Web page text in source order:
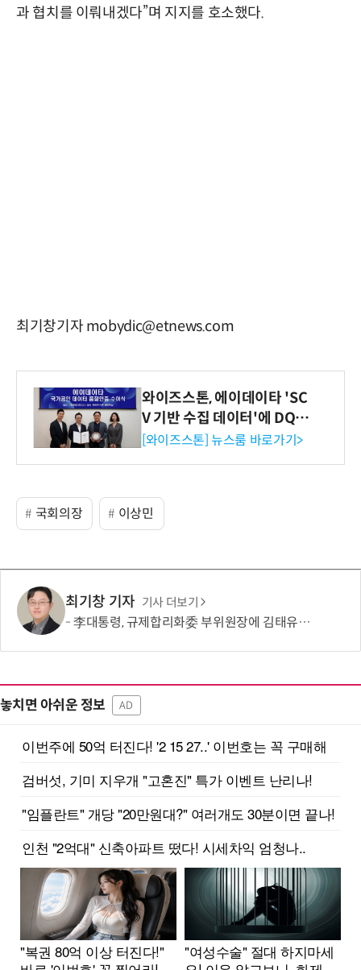
과 협치를 이뤄내겠다”며 지지를 호소했다.
최기창기자 mobydic@etnews.com
와이즈스톤, 에이데이타 'SC
V 기반 수집 데이터'에 DQ인
증 최고 등급 수여
[와이즈스톤] 뉴스룸 바로가기>
국회의장 이상민
최기창 기자 기사 더보기
李대통령, 규제합리화委 부위원장에 김태유 서울대 공대 교수 위촉
놓치면 아쉬운 정보 AD